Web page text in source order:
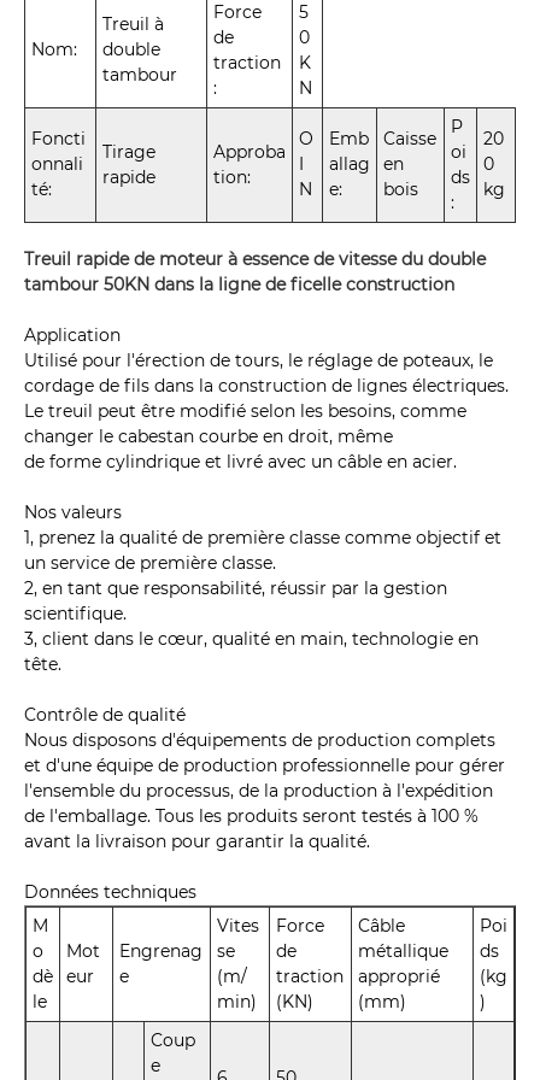
Nom:
Treuil à
double
tambour
Force
de
traction
:
5
0
K
N
Foncti
onnali
té:
Tirage
rapide
Approba
tion:
O
I
N
Emb
allag
e:
Caisse
en
bois
P
oi
ds
:
20
0
kg
Treuil rapide de moteur à essence de vitesse du double
tambour 50KN dans la ligne de ficelle construction
Application
Utilisé pour l'érection de tours, le réglage de poteaux, le
cordage de fils dans la construction de lignes électriques.
Le treuil peut être modifié selon les besoins, comme
changer le cabestan courbe en droit, même
de forme cylindrique et livré avec un câble en acier.
Nos valeurs
1, prenez la qualité de première classe comme objectif et
un service de première classe.
2, en tant que responsabilité, réussir par la gestion
scientifique.
3, client dans le cœur, qualité en main, technologie en
tête.
Contrôle de qualité
Nous disposons d'équipements de production complets
et d'une équipe de production professionnelle pour gérer
l'ensemble du processus, de la production à l'expédition
de l'emballage. Tous les produits seront testés à 100 %
avant la livraison pour garantir la qualité.
Données techniques
M
o
dè
le
Mot
eur
Engrenag
e
Vites
se
(m/
min)
Force
de
traction
(KN)
Câble
métallique
approprié
(mm)
Poi
ds
(kg
)
Coup
e